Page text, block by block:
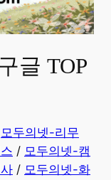
글 TOP
모두의넷-리무
/ 모두의넷-캠
/ 모두의넷-화